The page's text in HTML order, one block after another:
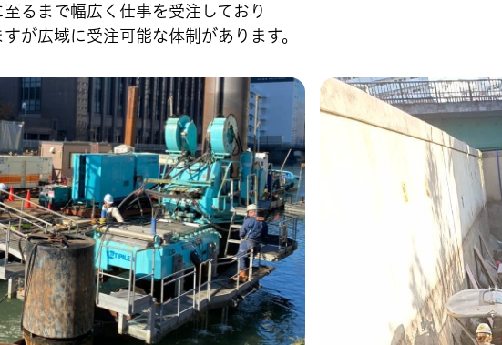
るまで幅広く仕事を受注しており
が広域に受注可能な体制があります。